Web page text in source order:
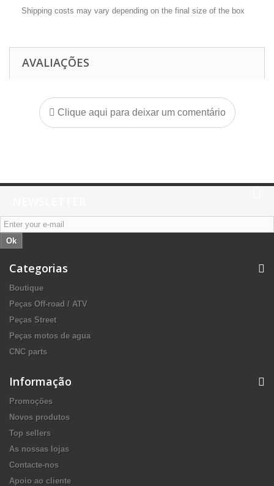
Shipping costs may vary depending on the final size of the box
AVALIAÇÕES
Clique aqui para deixar um comentário
Ok
Categorias
Boutique
Peças Off-road / ATV
Peças Street
Peças motos de agua
CNC parts
Informação
Promoções
Novos produtos
Top sellers
As nossas lojas
Contacte-nos
Apoio ao cliente